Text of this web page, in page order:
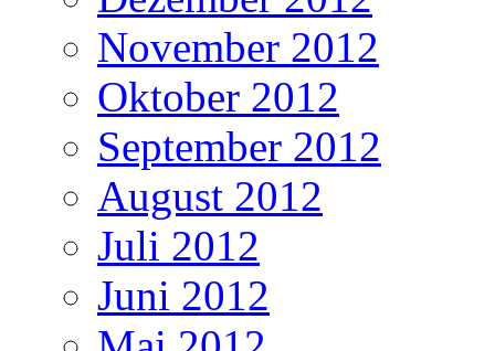
November 2012
Oktober 2012
September 2012
August 2012
Juli 2012
Juni 2012